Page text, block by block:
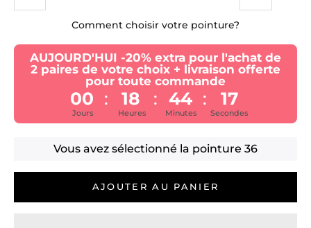
Comment choisir votre pointure?
AUJOURD'HUI -20% extra pour l'achat de
2 paires de votre choix + livraison offerte
pour toute commande
00 : 18 : 44 : 17
Jours Heures Minutes Secondes
Vous avez sélectionné la pointure 36
AJOUTER AU PANIER